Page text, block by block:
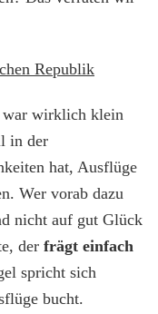
war wirklich klein
in der
hat, Ausflüge
Wer vorab dazu
nicht auf gut Glück
der frägt einfach
spricht sich
bucht.